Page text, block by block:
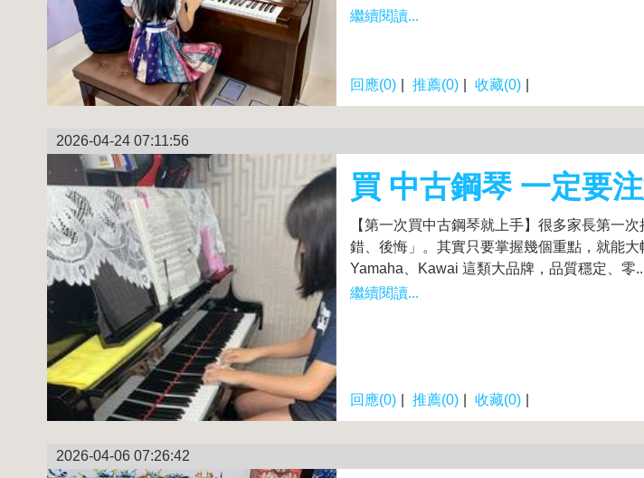
繼續閱讀...
回應(0) 推薦(0) 收藏(0)
2026-04-24 07:11:56
買 中古鋼琴 一定要
【第一次買中古鋼琴就上手】很多家長第一
錯、後悔」。其實只要掌握幾個重點，就能
Yamaha、Kawai 這類大品牌，品質穩定、零
繼續閱讀...
回應(0) 推薦(0) 收藏(0)
2026-04-06 07:26:42